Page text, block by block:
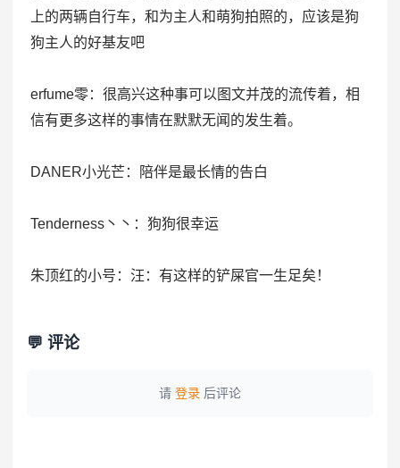
上的两辆自行车，和为主人和萌狗拍照的，应该是狗
狗主人的好基友吧
erfume零：很高兴这种事可以图文并茂的流传着，相
信有更多这样的事情在默默无闻的发生着。
DANER小光芒：陪伴是最长情的告白
Tenderness丶丶：狗狗很幸运
朱顶红的小号：汪：有这样的铲屎官一生足矣！
💬 评论
请 登录 后评论